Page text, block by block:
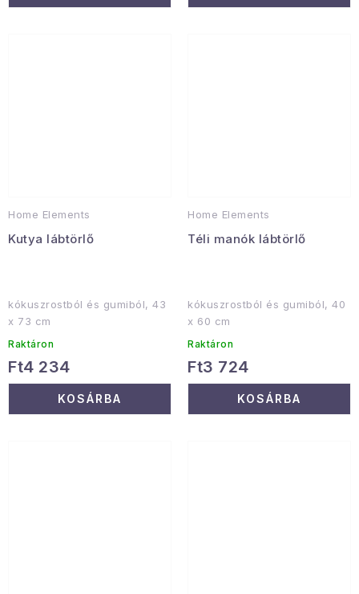
Home Elements
Kutya lábtörlő
kókuszrostból és gumiból, 43
x 73 cm
Raktáron
Ft4 234
KOSÁRBA
Home Elements
Téli manók lábtörlő
kókuszrostból és gumiból, 40
x 60 cm
Raktáron
Ft3 724
KOSÁRBA